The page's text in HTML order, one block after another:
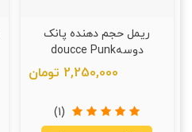
ریمل حجم دهنده پانک
دوسهdoucce Punk
2,250,000 تومان
(1)